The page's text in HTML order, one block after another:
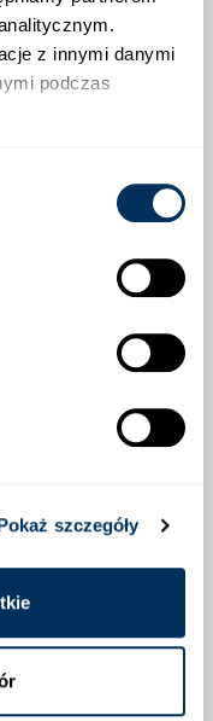
z innymi danymi
podczas
szczegóły
20 SP
zł